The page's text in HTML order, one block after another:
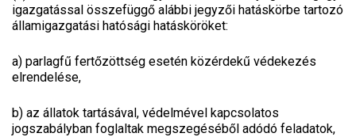
igazgatással összefüggő alábbi jegyzői hatáskörbe tartozó
államigazgatási hatósági hatásköröket:
a) parlagfű fertőzöttség esetén közérdekű védekezés
elrendelése,
b) az állatok tartásával, védelmével kapcsolatos
jogszabályban foglaltak megszegéséből adódó feladatok,